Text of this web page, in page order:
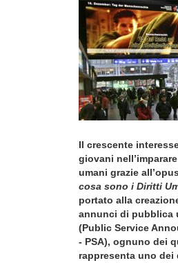
Il crescente
giovani
umani grazie
cosa sono i Diritti
portato alla
annunci di pubblica
(Public Service
- PSA), ognuno dei
rappresenta uno dei